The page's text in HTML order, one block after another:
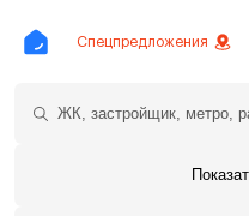
Спецпредложения